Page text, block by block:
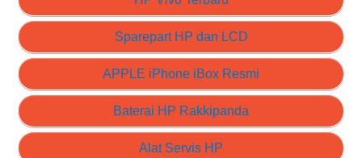
Sparepart HP dan LCD
APPLE iPhone iBox Resmi
Baterai HP Rakkipanda
Alat Servis HP